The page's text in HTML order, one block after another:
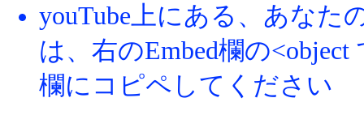
youTube上にある、あなた
は、右のEmbed欄の
欄にコピペしてください